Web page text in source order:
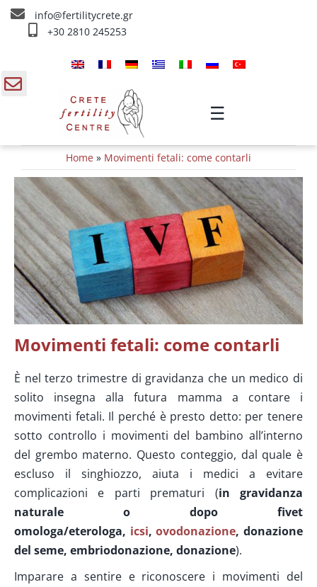
Skip
info@fertilitycrete.gr
+30 2810 245253
☰
Chi siamo
Trattamenti d’infertilità
Ringiovanimento & Fertilità
IV Trattamenti
Info
Contatta ci
Home » Movimenti fetali: come contarli
Movimenti fetali: come contarli
È nel terzo trimestre di gravidanza che un medico di
solito insegna alla futura mamma a contare i
movimenti fetali. Il perché è presto detto: per tenere
sotto controllo i movimenti del bambino all’interno
del grembo materno. Questo conteggio, dal quale è
escluso il singhiozzo, aiuta i medici a evitare
complicazioni e parti prematuri (in gravidanza
naturale o dopo fivet
omologa/eterologa, icsi,ovodonazione, donazione
del seme, embriodonazione, donazione).
Imparare a sentire e riconoscere i movimenti del